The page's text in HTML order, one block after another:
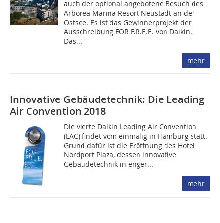
auch der optional angebotene Besuch des
Arborea Marina Resort Neustadt an der
Ostsee. Es ist das Gewinnerprojekt der
Ausschreibung FOR F.R.E.E. von Daikin.
Das...
mehr
Innovative Gebäudetechnik: Die Leading
Air Convention 2018
Die vierte Daikin Leading Air Convention
(LAC) findet vom einmalig in Hamburg statt.
Grund dafür ist die Eröffnung des Hotel
Nordport Plaza, dessen innovative
Gebäudetechnik in enger...
mehr